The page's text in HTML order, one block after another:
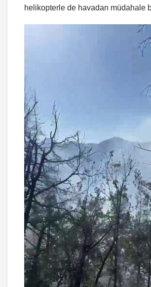
helikopterle de havadan müdahale